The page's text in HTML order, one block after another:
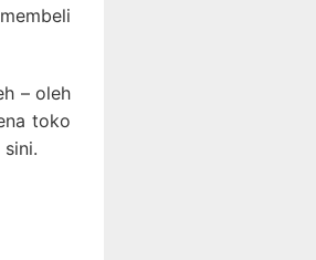
– oleh
toko